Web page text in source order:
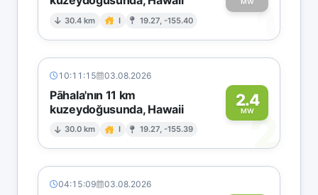
30.4 km I 19.27, -155.40
MW1
10:11:15 03.08.2026
Pāhala'nın 11 km
kuzeydoğusunda, Hawaii
30.0 km I 19.27, -155.39
2.4
MW2
04:15:09 03.08.2026